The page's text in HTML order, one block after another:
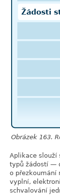
Obrázek 163.
Aplikace slouží
typů žádostí —
o přezkoumání
vyplní,
schvalování